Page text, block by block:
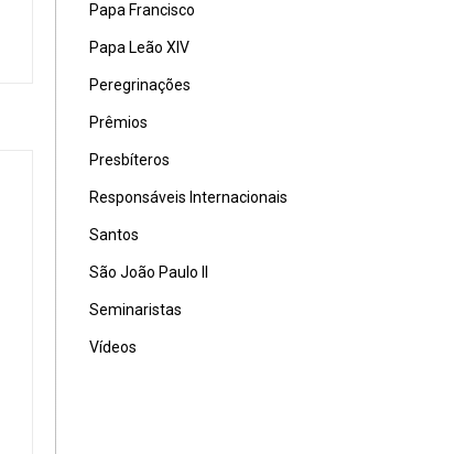
Papa Francisco
Papa Leão XIV
Peregrinações
Prêmios
Presbíteros
Responsáveis Internacionais
Santos
São João Paulo II
Seminaristas
Vídeos